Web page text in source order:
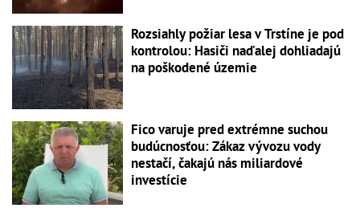
Rozsiahly požiar lesa v Trstíne je pod
kontrolou: Hasiči naďalej dohliadajú
na poškodené územie
Fico varuje pred extrémne suchou
budúcnosťou: Zákaz vývozu vody
nestačí, čakajú nás miliardové
investície